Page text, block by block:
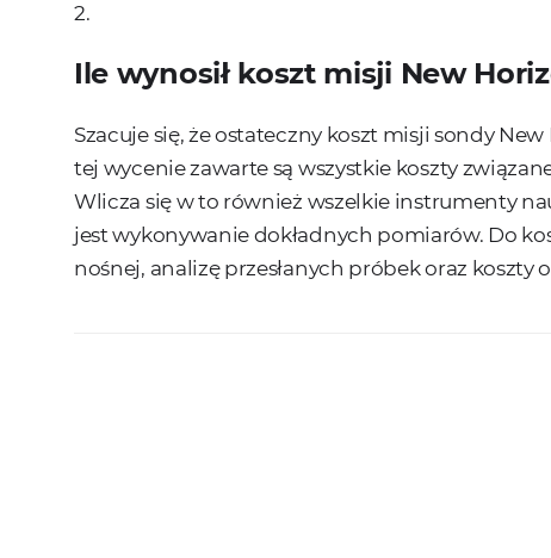
2.
Ile wynosił koszt misji New
Szacuje się, że ostateczny koszt misji sondy
tej wycenie zawarte są wszystkie koszty
Wlicza się w to również wszelkie instrumenty
jest wykonywanie dokładnych pomiarów. Do
nośnej, analizę przesłanych próbek oraz koszty